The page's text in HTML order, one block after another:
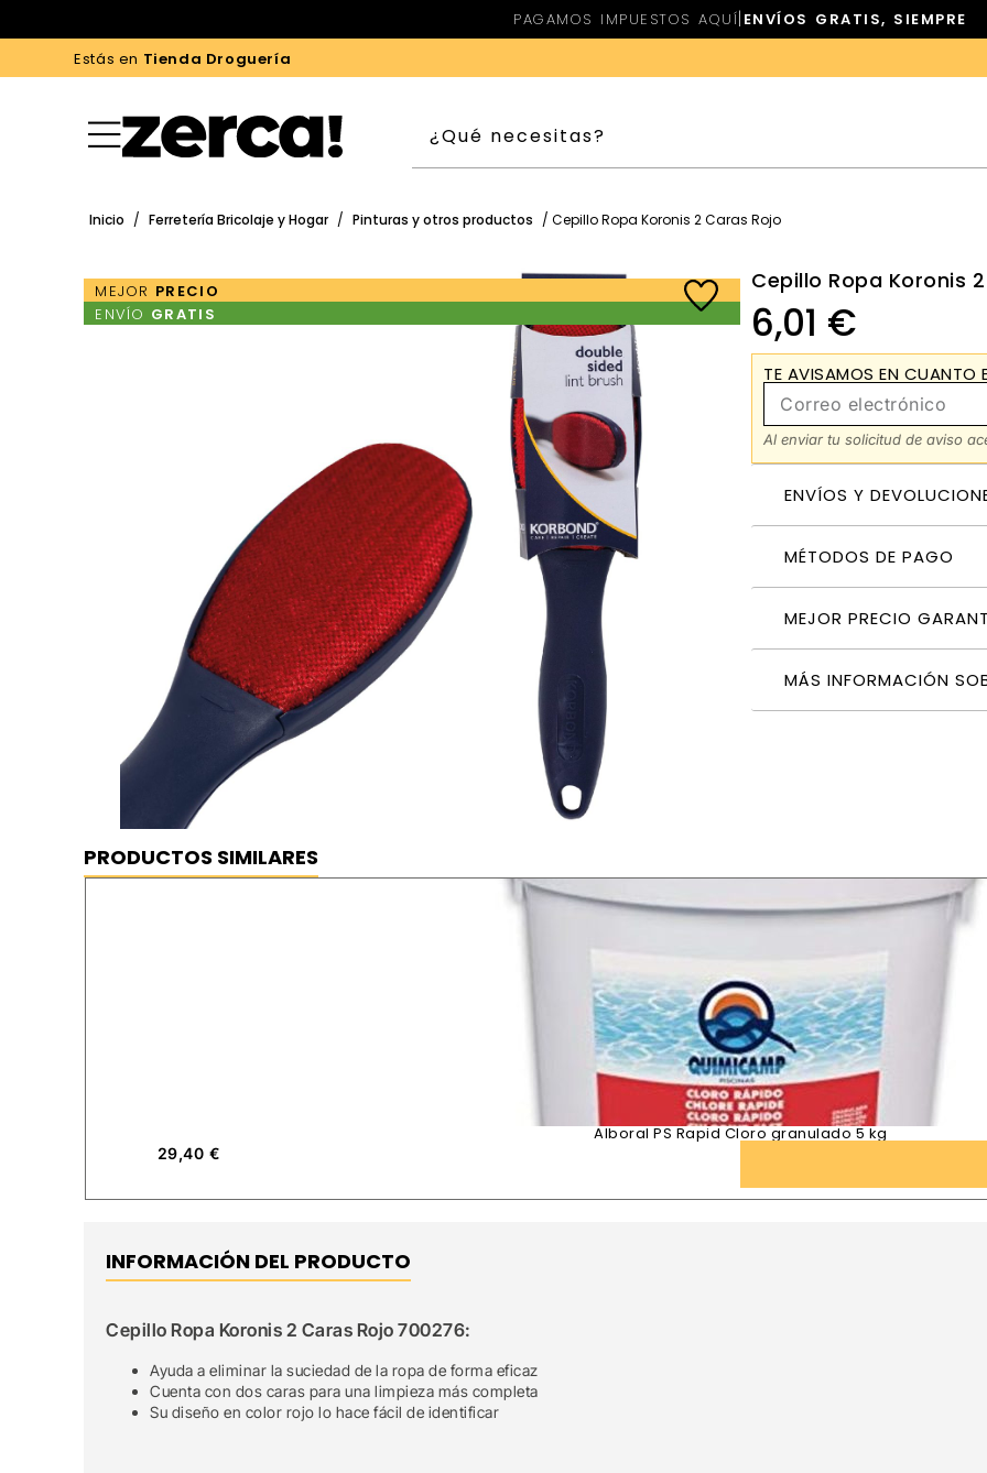
PAGAMOS IMPUESTOS AQUÍ| ENVÍOS GRATIS, SIEMPRE
Estás en Tienda Droguería
Inicio / Ferretería Bricolaje y Hogar / Pinturas y otros productos / Cepillo Ropa Koronis 2 Caras Rojo
MEJOR PRECIO
ENVÍO GRATIS
Cepillo Ropa Koronis
6,01 €
TE AVISAMOS EN CUANTO
Al enviar tu solicitud de aviso
ENVÍOS Y
MÉTODOS DE PAGO
MEJOR PRECIO
MÁS INFORMACIÓN
PRODUCTOS SIMILARES
Alboral PS Rapid Cloro granulado 5 kg
29,40 €
INFORMACIÓN DEL PRODUCTO
Cepillo Ropa Koronis 2 Caras Rojo 700276:
Ayuda a eliminar la suciedad de la ropa de forma eficaz
Cuenta con dos caras para una limpieza más completa
Su diseño en color rojo lo hace fácil de identificar